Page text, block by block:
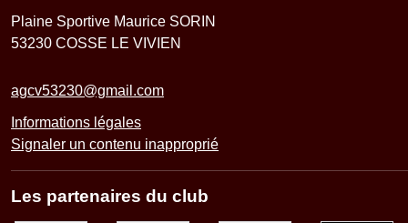
Plaine Sportive Maurice SORIN
53230 COSSE LE VIVIEN
agcv53230@gmail.com
Informations légales
Signaler un contenu inapproprié
Les partenaires du club